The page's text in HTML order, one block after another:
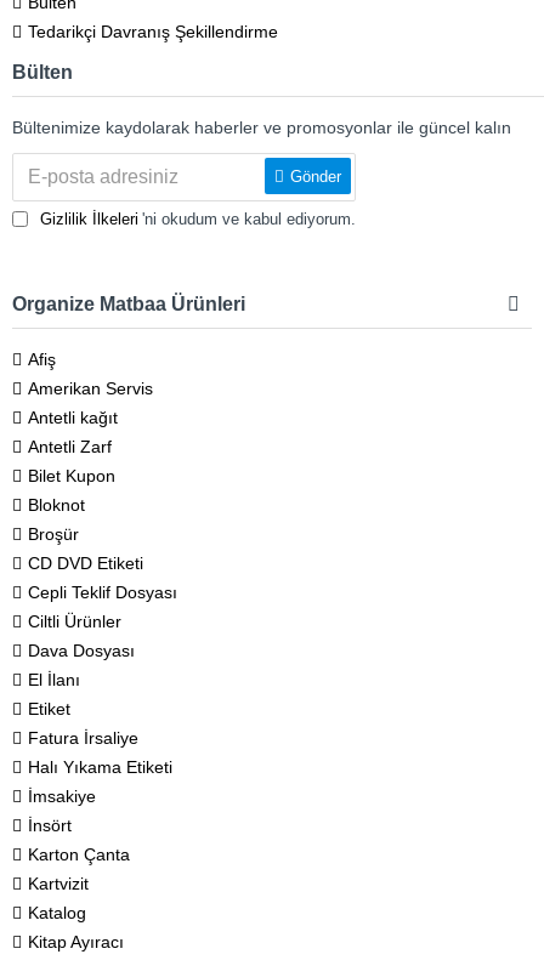
Tedarikçi Davranış Şekillendirme
Bülten
Bültenimize kaydolarak haberler ve promosyonlar ile güncel kalın
Gönder
Gizlilik İlkeleri 'ni okudum ve kabul ediyorum.
Organize Matbaa Ürünleri
Afiş
Amerikan Servis
Antetli kağıt
Antetli Zarf
Bilet Kupon
Bloknot
Broşür
CD DVD Etiketi
Cepli Teklif Dosyası
Ciltli Ürünler
Dava Dosyası
El İlanı
Etiket
Fatura İrsaliye
Halı Yıkama Etiketi
İmsakiye
İnsört
Karton Çanta
Kartvizit
Katalog
Kitap Ayıracı